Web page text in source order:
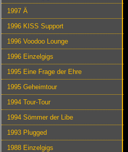
1997 Ä
1996 KISS Support
1996 Voodoo Lounge
1996 Einzelgigs
1995 Eine Frage der Ehre
1995 Geheimtour
1994 Tour-Tour
1994 Sömmer der Libe
1993 Plugged
1988 Einzelgigs